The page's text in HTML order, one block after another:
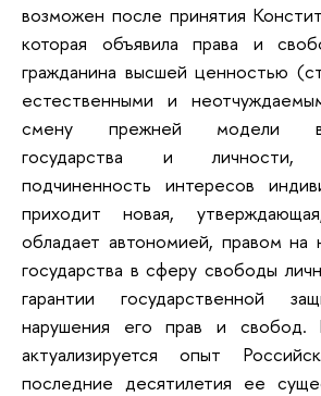
возможен после принятия
которая объявила права и
гражданина высшей ценностью
естественными и
смену прежней модели
государства и личности,
подчиненность интересов
приходит новая,
обладает автономией, правом на
государства в сферу свободы
гарантии государственной
нарушения его прав и
актуализируется опыт
последние десятилетия ее